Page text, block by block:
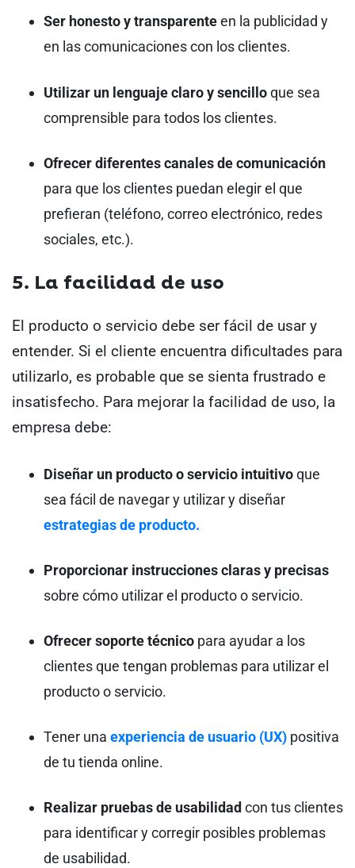
Ser honesto y transparenteen la publicidad y
en las comunicaciones con los clientes.
Utilizar un lenguaje claro y sencilloque sea
comprensible para todos los clientes.
Ofrecer diferentes canales de comunicación
para que los clientes puedan elegir el que
prefieran (teléfono, correo electrónico, redes
sociales, etc.).
5. La facilidad de uso
El producto o servicio debe ser fácil de usar y
entender. Si el cliente encuentra dificultades para
utilizarlo, es probable que se sienta frustrado e
insatisfecho. Para mejorar la facilidad de uso, la
empresa debe:
Diseñar un producto o servicio intuitivoque
sea fácil de navegar y utilizar y diseñar
estrategias de producto.
Proporcionar instrucciones claras y precisas
sobre cómo utilizar el producto o servicio.
Ofrecer soporte técnico para ayudar a los
clientes que tengan problemas para utilizar el
producto o servicio.
Tener una experiencia de usuario (UX) positiva
de tu tienda online.
Realizar pruebas de usabilidad con tus clientes
para identificar y corregir posibles problemas
de usabilidad.